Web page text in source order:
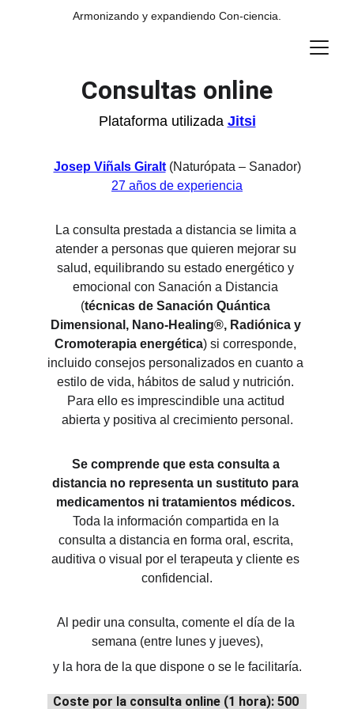
Armonizando y expandiendo Con-ciencia.
Consultas online
Plataforma utilizada Jitsi
Josep Viñals Giralt (Naturópata – Sanador)
27 años de experiencia
La consulta prestada a distancia se limita a
atender a personas que quieren mejorar su
salud, equilibrando su estado energético y
emocional con Sanación a Distancia
(técnicas de Sanación Quántica
Dimensional, Nano-Healing®, Radiónica y
Cromoterapia energética) si corresponde,
incluido consejos personalizados en cuanto a
estilo de vida, hábitos de salud y nutrición.
Para ello es imprescindible una actitud
abierta y positiva al crecimiento personal.
Se comprende que esta consulta a
distancia no representa un sustituto para
medicamentos ni tratamientos médicos.
Toda la información compartida en la
consulta a distancia en forma oral, escrita,
auditiva o visual por el terapeuta y cliente es
confidencial.
Al pedir una consulta, comente el día de la
semana (entre lunes y jueves),
y la hora de la que dispone o se le facilitaría.
Coste por la consulta online (1 hora): 500